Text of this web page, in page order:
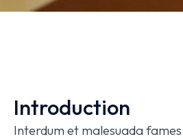
Introduction
Interdum et malesuada